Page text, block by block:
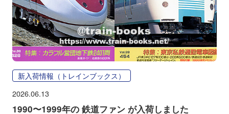
新入荷情報（トレインブックス）
2026.06.13
1990〜1999年の 鉄道ファン が入荷しました